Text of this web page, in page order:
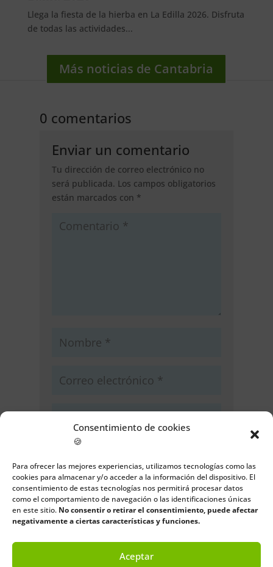
Consentimiento de cookies
🍪
Para ofrecer las mejores experiencias, utilizamos tecnologías como las
cookies para almacenar y/o acceder a la información del dispositivo. El
consentimiento de estas tecnologías nos permitirá procesar datos
como el comportamiento de navegación o las identificaciones únicas
en este sitio. No consentir o retirar el consentimiento, puede afectar
negativamente a ciertas características y funciones.
Aceptar
Llega la fiesta de la hierba en La Edilla 2026. Disfruta
de todas las actividades...
Más noticias de Cantabria
0 comentarios
Enviar un comentario
Tu dirección de correo electrónico no
será publicada. Los campos obligatorios
están marcados con *
Guarda mi nombre, correo
electrónico y web en este navegador
para la próxima vez que comente.
Enviar comentario